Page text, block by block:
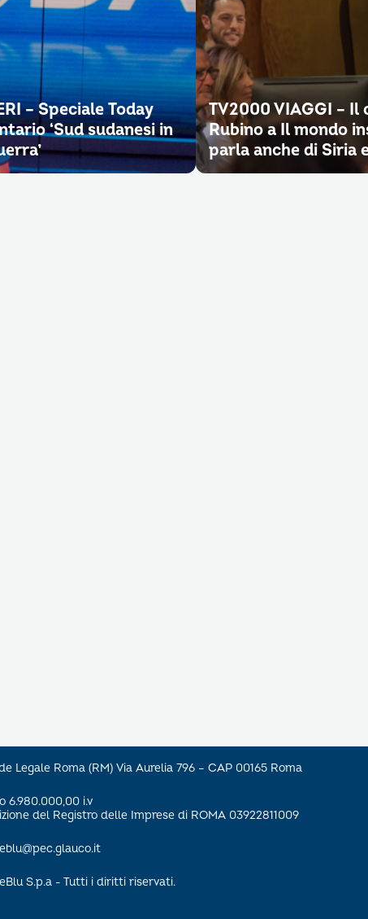
– Speciale Today
‘Sud sudanesi in
TV2000 VIAGGI – Il
Rubino a Il mondo
parla anche di Siria
Legale Roma (RM) Via Aurelia 796 – CAP 00165 Roma
6.980.000,00 i.v
del Registro delle Imprese di ROMA 03922811009
S.p.a - Tutti i diritti riservati.